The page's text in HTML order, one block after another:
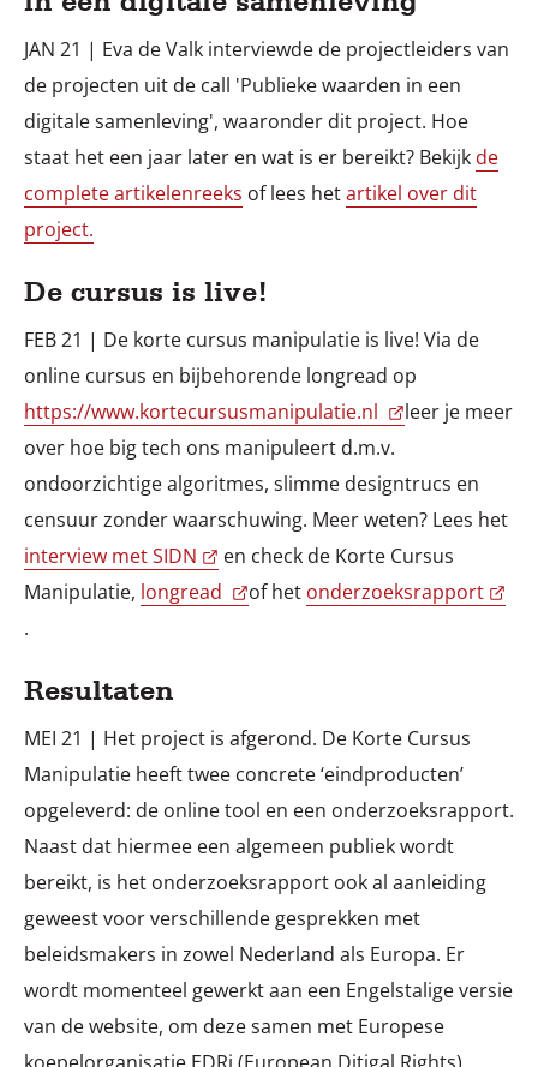
JAN 21 | Eva de Valk interviewde de projectleiders van
de projecten uit de call 'Publieke waarden in een
digitale samenleving', waaronder dit project. Hoe
staat het een jaar later en wat is er bereikt? Bekijk de
complete artikelenreeks of lees hetartikel over dit
project.
De cursus is live!
FEB 21 | De korte cursus manipulatie is live! Via de
online cursus en bijbehorende longread op
https://www.kortecursusmanipulatie.nl
leer je meer
over hoe big tech ons manipuleert d.m.v.
ondoorzichtige algoritmes, slimme designtrucs en
censuur zonder waarschuwing. Meer weten? Lees het
interview met SIDN
en check de Korte Cursus
Manipulatie, longread of het onderzoeksrapport
.
Resultaten
MEI 21 | Het project is afgerond. De Korte Cursus
Manipulatie heeft twee concrete ‘eindproducten’
opgeleverd: de online tool en een onderzoeksrapport.
Naast dat hiermee een algemeen publiek wordt
bereikt, is het onderzoeksrapport ook al aanleiding
geweest voor verschillende gesprekken met
beleidsmakers in zowel Nederland als Europa. Er
wordt momenteel gewerkt aan een Engelstalige versie
van de website, om deze samen met Europese